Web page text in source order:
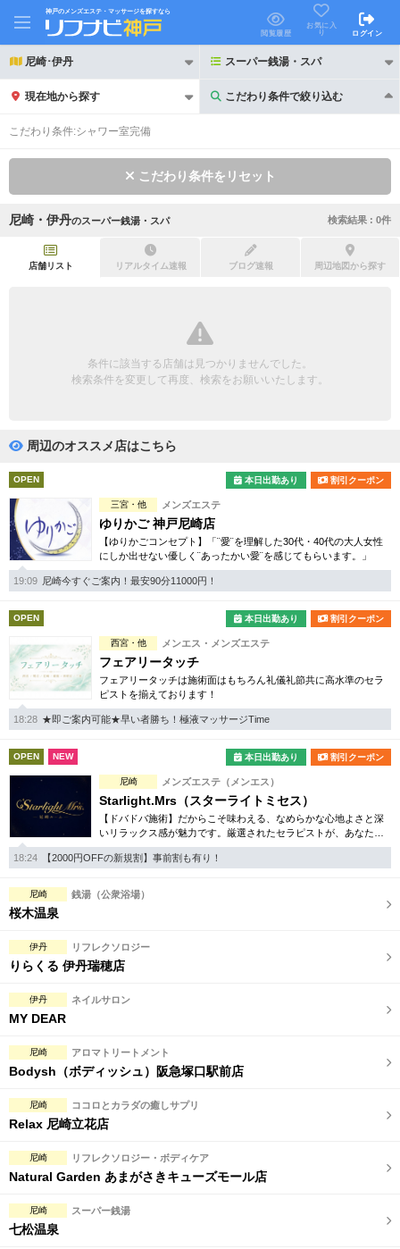
神戸のメンズエステ・マッサージを探すなら
閲覧履歴
お気に入
り
ログイン
尼崎･伊丹 スーパー銭湯・スパ
現在地から探す こだわり条件で絞り込む
こだわり条件で絞り込む
初回割引あり リピーター割引あり
団体様歓迎
ペアルームあり
フットバスあり 岩盤浴あり
専用駐車場あり
日本人スタッフのみ 女性スタッフのみ
スタッフ指名可
駅から徒歩5分以内
こだわり条件を変更
閉じる
こだわり条件:シャワー室完備
こだわり条件をリセット
尼崎・伊丹のスーパー銭湯・スパ 検索結果 : 0件
店舗リスト リアルタイム速報 ブログ速報 周辺地図から探す
条件に該当する店舗は見つかりませんでした。
検索条件を変更して再度、検索をお願いいたします。
周辺のオススメ店はこちら
OPEN 本日出勤あり 割引クーポン
三宮・他 メンズエステ
ゆりかご 神戸尼崎店
【ゆりかごコンセプト】「¨愛¨を理解した30代・40代の大人女性
にしか出せない優しく¨あったかい愛¨を感じてもらいます。」
19:09 尼崎今すぐご案内！最安90分11000円！
OPEN 本日出勤あり 割引クーポン
西宮・他 メンエス・メンズエステ
フェアリータッチ
フェアリータッチは施術面はもちろん礼儀礼節共に高水準のセラ
ピストを揃えております！
18:28 ★即ご案内可能★早い者勝ち！極液マッサージTime
OPEN NEW 本日出勤あり 割引クーポン
尼崎 メンズエステ（メンエス）
Starlight.Mrs（スターライトミセス）
【ドバドバ施術】だからこそ味わえる、なめらかな心地よさと深
いリラックス感が魅力です。厳選されたセラピストが、あなただ
けの特別な時間を演出。尼崎エリアでワンランク上の癒しをお探
しなら、ぜひ。
18:24 【2000円OFFの新規割】事前割も有り！
尼崎 銭湯（公衆浴場）
桜木温泉
伊丹 リフレクソロジー
りらくる 伊丹瑞穂店
伊丹 ネイルサロン
MY DEAR
尼崎 アロマトリートメント
Bodysh（ボディッシュ）阪急塚口駅前店
尼崎 ココロとカラダの癒しサプリ
Relax 尼崎立花店
尼崎 リフレクソロジー・ボディケア
Natural Garden あまがさきキューズモール店
尼崎 スーパー銭湯
七松温泉